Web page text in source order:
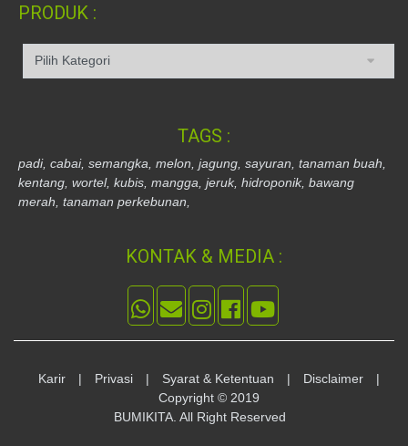
PRODUK :
TAGS :
padi, cabai, semangka, melon, jagung, sayuran, tanaman buah,
kentang, wortel, kubis, mangga, jeruk, hidroponik, bawang
merah, tanaman perkebunan,
KONTAK & MEDIA :
Karir | Privasi | Syarat & Ketentuan | Disclaimer
|
Copyright © 2019
BUMIKITA. All Right Reserved